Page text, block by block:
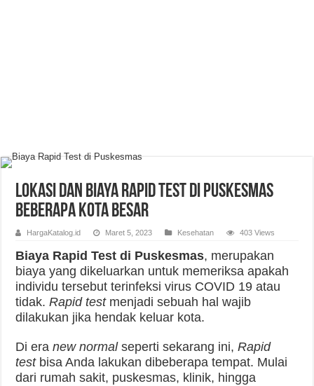
Lokasi dan Biaya Rapid Test Di Puskesmas
Beberapa Kota Besar
HargaKatalog.id Maret 5, 2023 Kesehatan 403 Views
Biaya Rapid Test di Puskesmas, merupakan
biaya yang dikeluarkan untuk memeriksa apakah
individu tersebut terinfeksi virus COVID 19 atau
tidak.Rapid testmenjadi sebuah hal wajib
dilakukan jika hendak keluar kota.
Di eranew normalseperti sekarang ini,Rapid
testbisa Anda lakukan dibeberapa tempat. Mulai
dari rumah sakit, puskesmas, klinik, hingga